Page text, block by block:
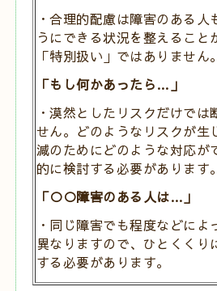
・合理的配慮は障害のある人
うにできる状況を整えること
「特別扱い」ではありません。
「もし何かあったら…」
・漠然としたリスクだけでは
せん。どのようなリスクが生
減のためにどのような対応が
的に検討する必要があります。
「○○障害のある人は…」
・同じ障害でも程度などに
異なりますので、ひとくくり
する必要があります。